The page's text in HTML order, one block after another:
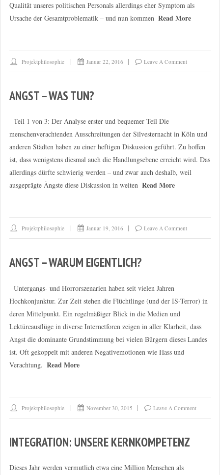
Qualität unseres politischen Personals allerdings eher Symptom als
Ursache der Gesamtproblematik – und nun kommen Read More
Projektphilosophie Januar 22, 2016 Leave A Comment
ANGST – WAS TUN?
Teil 1 von 3: Der Analyse erster und bequemer Teil Die
menschenverachtenden Ausschreitungen der Silvesternacht in Köln und
anderen Städten haben zu einer heftigen Diskussion geführt. Zu hoffen
ist, dass wenigstens diesmal auch die Handlungsebene erreicht wird. Das
allerdings dürfte schwierig werden – und zwar auch deshalb, weil
ausgeprägte Ängste diese Diskussion in weiten Read More
Projektphilosophie Januar 19, 2016 Leave A Comment
ANGST – WARUM EIGENTLICH?
Untergangs- und Horrorszenarien haben seit vielen Jahren
Hochkonjunktur. Zur Zeit stehen die Flüchtlinge (und der IS-Terror) in
deren Mittelpunkt. Ein regelmäßiger Blick in die Medien und
Lektüreausflüge in diverse Internetforen zeigen in aller Klarheit, dass
Angst die dominante Grundstimmung bei vielen Bürgern dieses Landes
ist. Oft gekoppelt mit anderen Negativemotionen wie Hass und
Verachtung. Read More
Projektphilosophie November 30, 2015 Leave A Comment
INTEGRATION: UNSERE KERNKOMPETENZ
Dieses Jahr werden vermutlich etwa eine Million Menschen als